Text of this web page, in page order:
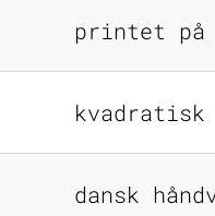
printet på
kvadratisk
dansk